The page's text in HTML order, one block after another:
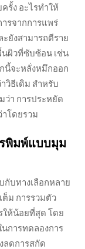
รั้ง อะไรทําให้
รจากการแพร่
ะยังสามารถตีราย
นผิวที่ซับซ้อน เช่น
นี้จะหลั่งหมึกออก
วิธีเดิม สําหรับ
า การประหยัด
าโดยรวม
รพิมพ์แบบมุม
กับทางเลือกหลาย
ต็ม การรวมตัว
ห้น้อยที่สุด โดย
นการทดลองการ
ลดการสกัด